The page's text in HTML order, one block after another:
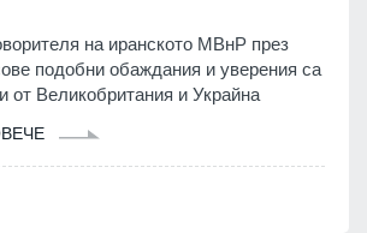
на иранското МВнР през
подобни обаждания и уверения са
от Великобритания и Украйна